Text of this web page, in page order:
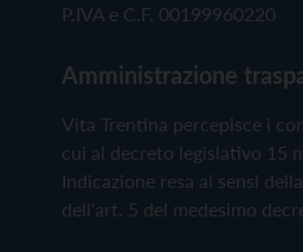
P.IVA e C.F. 00199960220
Amministrazione
Vita Trentina percepisce i
cui al decreto legislativo 15
Indicazione resa ai sensi
dell'art. 5 del medesimo